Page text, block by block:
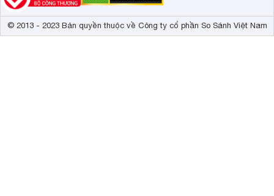
© 2013 - 2023 Bản quyền thuộc về Công ty cổ phần So Sánh Việt Nam